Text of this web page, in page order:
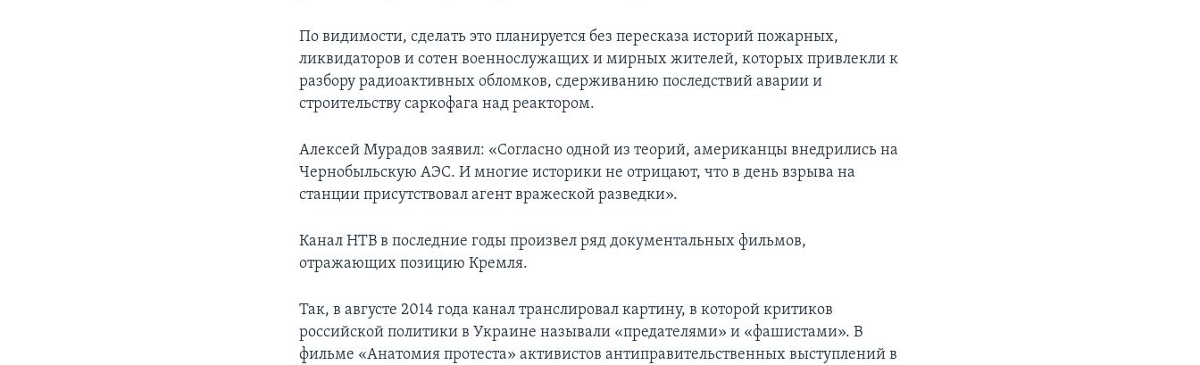
По видимости, сделать это планируется без пересказа историй пожарных,
ликвидаторов и сотен военнослужащих и мирных жителей, которых привлекли к
разбору радиоактивных обломков, сдерживанию последствий аварии и
строительству саркофага над реактором.
Алексей Мурадов заявил: «Согласно одной из теорий, американцы внедрились на
Чернобыльскую АЭС. И многие историки не отрицают, что в день взрыва на
станции присутствовал агент вражеской разведки».
Канал НТВ в последние годы произвел ряд документальных фильмов,
отражающих позицию Кремля.
Так, в августе 2014 года канал транслировал картину, в которой критиков
российской политики в Украине называли «предателями» и «фашистами». В
фильме «Анатомия протеста» активистов антиправительственных выступлений в